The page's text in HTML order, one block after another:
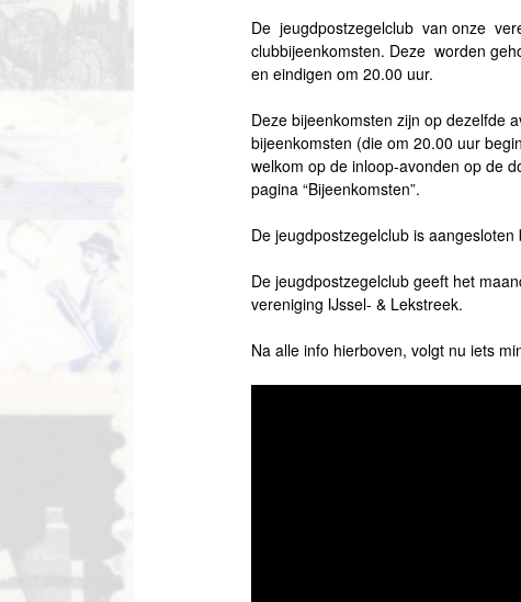
De jeugdpostzegelclub van onze
clubbijeenkomsten. Deze worden
en eindigen om 20.00 uur.
Deze bijeenkomsten zijn op dezelfde
bijeenkomsten (die om 20.00 uur
welkom op de inloop-avonden op de
pagina “Bijeenkomsten”.
De jeugdpostzegelclub is
De jeugdpostzegelclub geeft het
vereniging IJssel- & Lekstreek.
Na alle info hierboven, volgt nu iets